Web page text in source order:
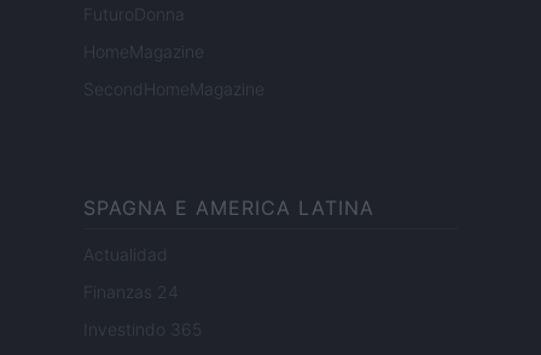
FuturoDonna
HomeMagazine
SecondHomeMagazine
SPAGNA E AMERICA LATINA
Actualidad
Finanzas 24
Investindo 365